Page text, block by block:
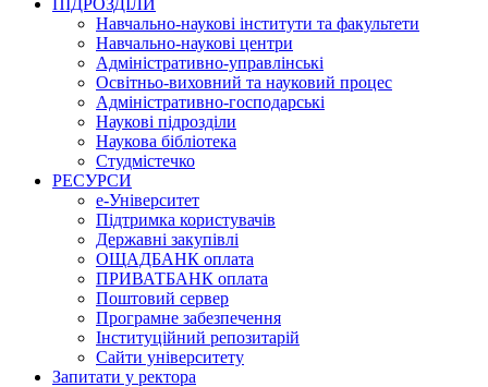
Навчально-наукові інститути та факультети
Навчально-наукові центри
Адміністративно-управлінські
Освітньо-виховний та науковий процес
Адміністративно-господарські
Наукові підрозділи
Наукова бібліотека
Студмістечко
РЕСУРСИ
е-Університет
Підтримка користувачів
Державні закупівлі
ОЩАДБАНК оплата
ПРИВАТБАНК оплата
Поштовий сервер
Програмне забезпечення
Інституційний репозитарій
Сайти університету
Запитати у ректора